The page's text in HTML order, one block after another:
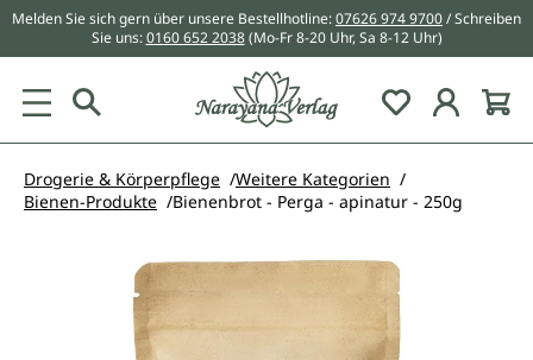
springen
Melden Sie sich gern über unsere Bestellhotline:07626 974 9700/ Schreiben
Sie uns:0160 652 2038 (Mo-Fr 8-20 Uhr, Sa 8-12 Uhr)
Du hast 0
Drogerie & Körperpflege
Weitere Kategorien
Bienen-Produkte
Bienenbrot - Perga - apinatur - 250g
Bildergalerie überspringen